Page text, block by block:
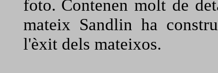
foto. Contenen molt de
mateix Sandlin ha
l'èxit dels mateixos.